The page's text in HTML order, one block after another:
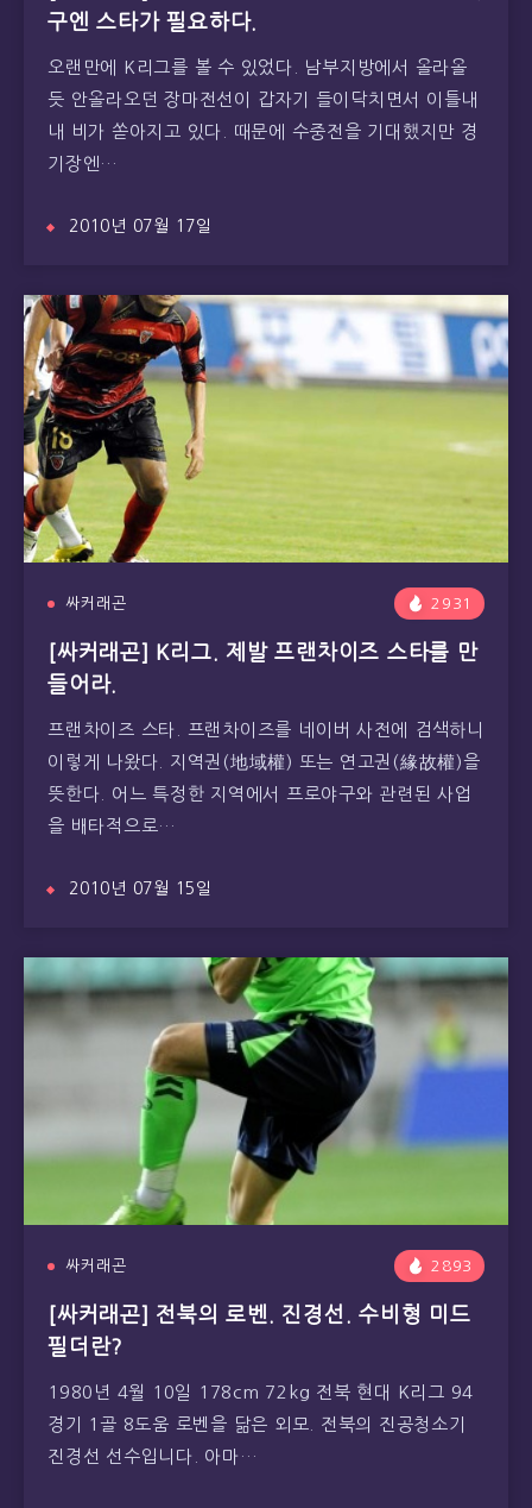
구엔 스타가 필요하다.
오랜만에 K리그를 볼 수 있었다. 남부지방에서 올라올
듯 안올라오던 장마전선이 갑자기 들이닥치면서 이틀내
내 비가 쏟아지고 있다. 때문에 수중전을 기대했지만 경
기장엔…
2010년 07월 17일
싸커래곤 2931
[싸커래곤] K리그. 제발 프랜차이즈 스타를 만
들어라.
프랜차이즈 스타. 프랜차이즈를 네이버 사전에 검색하니
이렇게 나왔다. 지역권(地域權) 또는 연고권(緣故權)을
뜻한다. 어느 특정한 지역에서 프로야구와 관련된 사업
을 배타적으로…
2010년 07월 15일
싸커래곤 2893
[싸커래곤] 전북의 로벤. 진경선. 수비형 미드
필더란?
1980년 4월 10일 178cm 72kg 전북 현대 K리그 94
경기 1골 8도움 로벤을 닮은 외모. 전북의 진공청소기
진경선 선수입니다. 아마…